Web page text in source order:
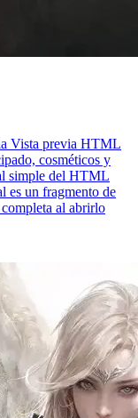
Vista previa HTML
cosméticos y
simple del HTML
es un fragmento de
al abrirlo